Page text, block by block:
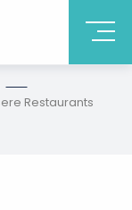
Restaurants